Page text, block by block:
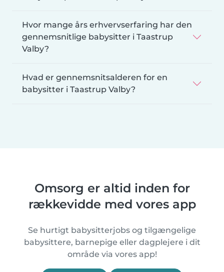
Hvor mange års erhvervserfaring har den
gennemsnitlige babysitter i Taastrup
Valby?
Hvad er gennemsnitsalderen for en
babysitter i Taastrup Valby?
Omsorg er altid inden for
rækkevidde med vores app
Se hurtigt babysitterjobs og tilgængelige
babysittere, barnepige eller dagplejere i dit
område via vores app!